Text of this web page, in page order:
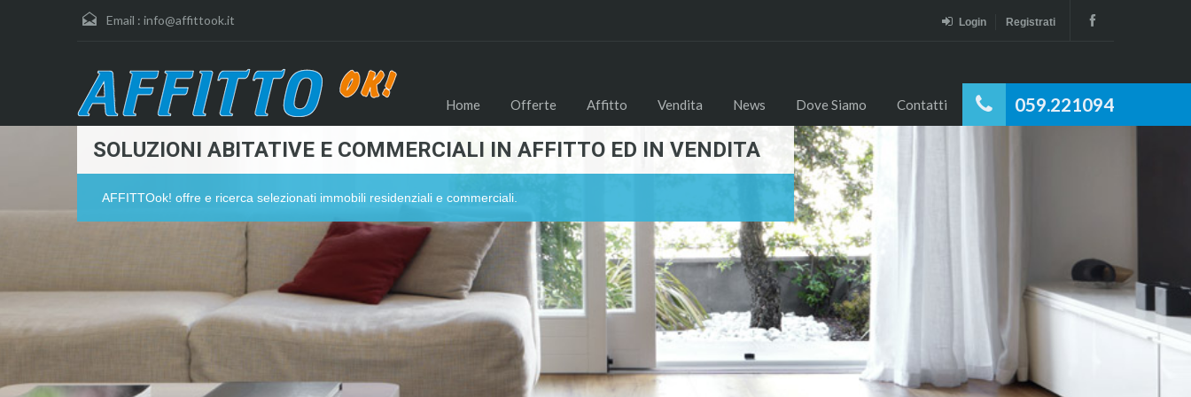
Email : info@affittook.it Login Registrati
059.221094
Home Offerte Affitto Vendita News Dove Siamo Contatti
SOLUZIONI ABITATIVE E COMMERCIALI IN AFFITTO ED IN VENDITA
AFFITTOok! offre e ricerca selezionati immobili residenziali e commerciali.